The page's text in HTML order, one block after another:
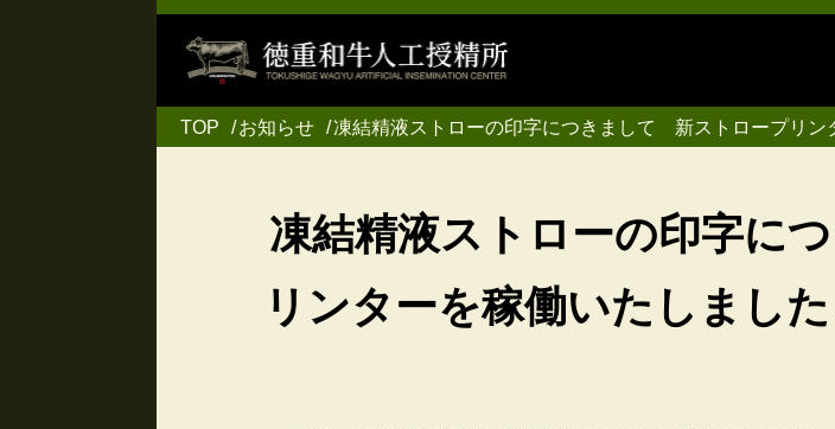
TOP お知らせ 凍結精液ストローの印字につきまして 新ストロープリン
凍結精液ストローの印字に
リンターを稼働いたしました